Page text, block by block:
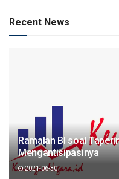
Recent News
Ramalan BI soal
Mengantisipasinya
2021-06-30